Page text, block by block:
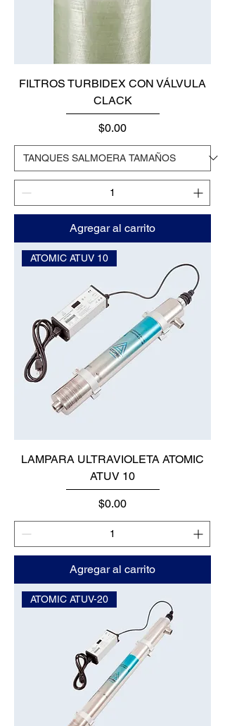
FILTROS TURBIDEX CON VÁLVULA
CLACK
Precio
$0.00
Agregar al carrito
ATOMIC ATUV 10
LAMPARA ULTRAVIOLETA ATOMIC
ATUV 10
Precio
$0.00
Agregar al carrito
ATOMIC ATUV-20